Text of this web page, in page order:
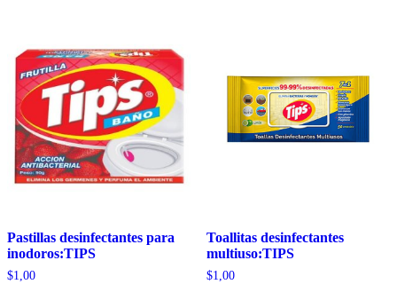
Pastillas desinfectantes para
inodoros:TIPS
$1,00
Toallitas desinfectantes
multiuso:TIPS
$1,00